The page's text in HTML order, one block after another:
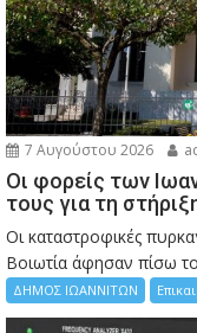
7 Αυγούστου 2026
Οι φορείς των
τους για τη
Οι καταστροφικές
Bοιωτία άφησαν πίσω
ΔΗΜΟΣ ΙΩΑΝΝΙΤΩΝ